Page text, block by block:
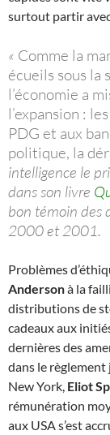
surtout partir
« Comme la
écueils sous la
l’économie a
l’expansion :
PDG et aux
politique, la
intelligence le
dans son livre
bon témoin des
2000 et 2001.
Problèmes
Andersonà la
distributions de
cadeaux aux
dernières des
dans le règlement
New York, Eliot
rémunération
aux USA s’est